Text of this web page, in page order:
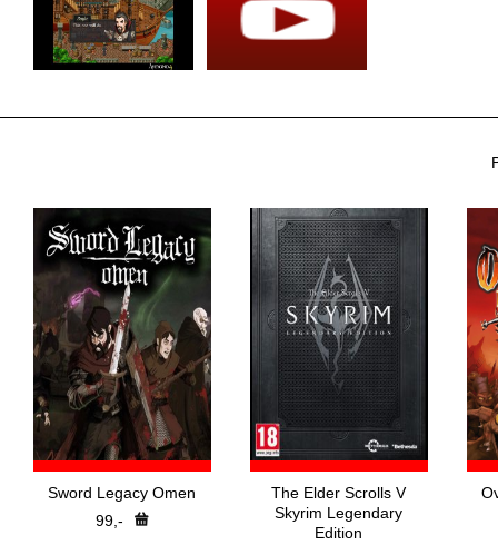
Sword Legacy Omen
99,-
The Elder Scrolls V
Skyrim Legendary
Edition